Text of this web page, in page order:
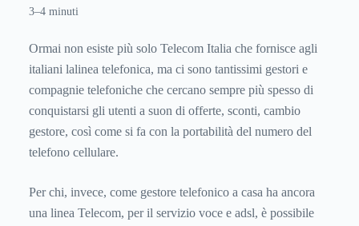
3–4 minuti
Ormai non esiste più solo Telecom Italia che fornisce agli
italiani lalinea telefonica, ma ci sono tantissimi gestori e
compagnie telefoniche che cercano sempre più spesso di
conquistarsi gli utenti a suon di offerte, sconti, cambio
gestore, così come si fa con la portabilità del numero del
telefono cellulare.
Per chi, invece, come gestore telefonico a casa ha ancora
una linea Telecom, per il servizio voce e adsl, è possibile